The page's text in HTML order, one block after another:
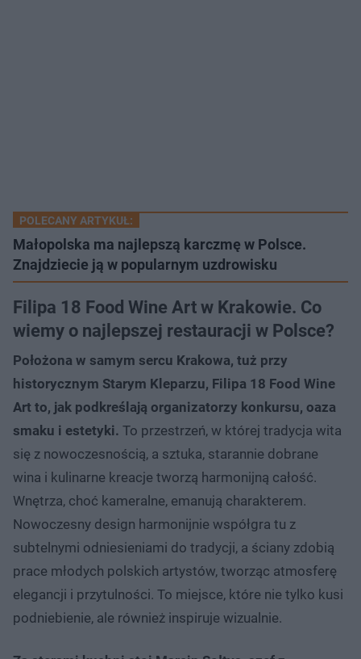
POLECANY ARTYKUŁ:
Małopolska ma najlepszą karczmę w Polsce.
Znajdziecie ją w popularnym uzdrowisku
Filipa 18 Food Wine Art w Krakowie. Co
wiemy o najlepszej restauracji w Polsce?
Położona w samym sercu Krakowa, tuż przy
historycznym Starym Kleparzu, Filipa 18 Food Wine
Art to, jak podkreślają organizatorzy konkursu, oaza
smaku i estetyki. To przestrzeń, w której tradycja wita
się z nowoczesnością, a sztuka, starannie dobrane
wina i kulinarne kreacje tworzą harmonijną całość.
Wnętrza, choć kameralne, emanują charakterem.
Nowoczesny design harmonijnie współgra tu z
subtelnymi odniesieniami do tradycji, a ściany zdobią
prace młodych polskich artystów, tworząc atmosferę
elegancji i przytulności. To miejsce, które nie tylko kusi
podniebienie, ale również inspiruje wizualnie.